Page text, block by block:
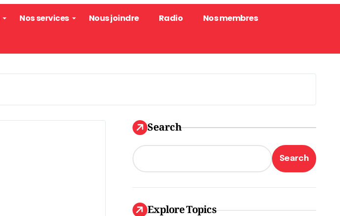
Nos services Nous joindre Radio
Nos membres
Search
Search
Explore Topics